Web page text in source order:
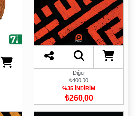
Diğer
₺400,00
%35 İNDİRİM
₺260,00